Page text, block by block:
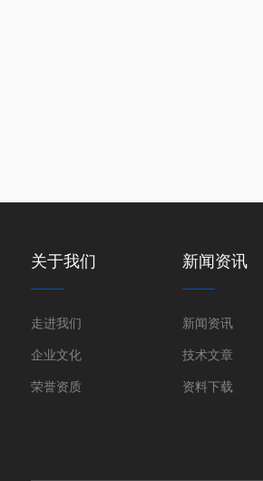
关于我们
走进我们
企业文化
荣誉资质
新闻资讯
新闻资讯
技术文章
资料下载